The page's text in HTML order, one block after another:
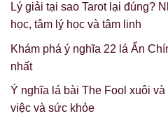
Lý giải tại sao Tarot lại đúng?
học, tâm lý học và tâm linh
Khám phá ý nghĩa 22 lá Ẩn
nhất
Ý nghĩa lá bài The Fool xuôi
việc và sức khỏe